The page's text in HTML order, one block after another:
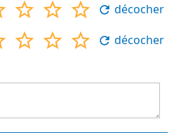
décocher
décocher